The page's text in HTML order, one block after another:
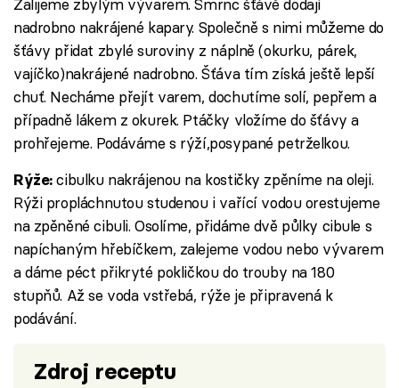
Zalijeme zbylým vývarem. Šmrnc šťávě dodají
nadrobno nakrájené kapary. Společně s nimi můžeme do
šťávy přidat zbylé suroviny z náplně (okurku, párek,
vajíčko)nakrájené nadrobno. Šťáva tím získá ještě lepší
chuť. Necháme přejít varem, dochutíme solí, pepřem a
případně lákem z okurek. Ptáčky vložíme do šťávy a
prohřejeme. Podáváme s rýží,posypané petrželkou.
Rýže:cibulku nakrájenou na kostičky zpěníme na oleji.
Rýži propláchnutou studenou i vařící vodou orestujeme
na zpěněné cibuli. Osolíme, přidáme dvě půlky cibule s
napíchaným hřebíčkem, zalejeme vodou nebo vývarem
a dáme péct přikryté pokličkou do trouby na 180
stupňů. Až se voda vstřebá, rýže je připravená k
podávání.
Zdroj receptu